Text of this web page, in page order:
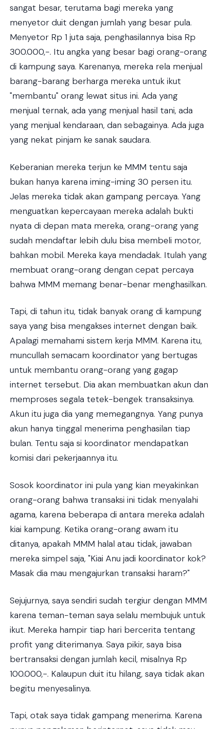
sangat besar, terutama bagi mereka yang
menyetor duit dengan jumlah yang besar pula.
Menyetor Rp 1 juta saja, penghasilannya bisa Rp
300.000,-. Itu angka yang besar bagi orang-orang
di kampung saya. Karenanya, mereka rela menjual
barang-barang berharga mereka untuk ikut
"membantu" orang lewat situs ini. Ada yang
menjual ternak, ada yang menjual hasil tani, ada
yang menjual kendaraan, dan sebagainya. Ada juga
yang nekat pinjam ke sanak saudara.
Keberanian mereka terjun ke MMM tentu saja
bukan hanya karena iming-iming 30 persen itu.
Jelas mereka tidak akan gampang percaya. Yang
menguatkan kepercayaan mereka adalah bukti
nyata di depan mata mereka, orang-orang yang
sudah mendaftar lebih dulu bisa membeli motor,
bahkan mobil. Mereka kaya mendadak. Itulah yang
membuat orang-orang dengan cepat percaya
bahwa MMM memang benar-benar menghasilkan.
Tapi, di tahun itu, tidak banyak orang di kampung
saya yang bisa mengakses internet dengan baik.
Apalagi memahami sistem kerja MMM. Karena itu,
muncullah semacam koordinator yang bertugas
untuk membantu orang-orang yang gagap
internet tersebut. Dia akan membuatkan akun dan
memproses segala tetek-bengek transaksinya.
Akun itu juga dia yang memegangnya. Yang punya
akun hanya tinggal menerima penghasilan tiap
bulan. Tentu saja si koordinator mendapatkan
komisi dari pekerjaannya itu.
Sosok koordinator ini pula yang kian meyakinkan
orang-orang bahwa transaksi ini tidak menyalahi
agama, karena beberapa di antara mereka adalah
kiai kampung. Ketika orang-orang awam itu
ditanya, apakah MMM halal atau tidak, jawaban
mereka simpel saja, "Kiai Anu jadi koordinator kok?
Masak dia mau mengajurkan transaksi haram?"
Sejujurnya, saya sendiri sudah tergiur dengan MMM
karena teman-teman saya selalu membujuk untuk
ikut. Mereka hampir tiap hari bercerita tentang
profit yang diterimanya. Saya pikir, saya bisa
bertransaksi dengan jumlah kecil, misalnya Rp
100.000,-. Kalaupun duit itu hilang, saya tidak akan
begitu menyesalinya.
Tapi, otak saya tidak gampang menerima. Karena